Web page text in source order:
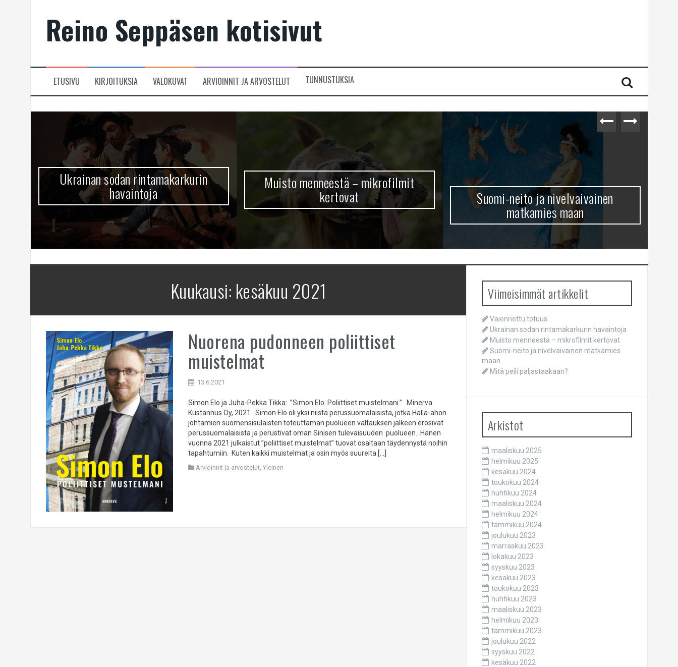
Reino Seppäsen kotisivut
ETUSIVU KIRJOITUKSIA VALOKUVAT ARVIOINNIT JA ARVOSTELUT TUNNUSTUKSIA
Ukrainan sodan rintamakarkurin
havaintoja
Muisto menneestä – mikrofilmit
kertovat Suomi-neito ja nivelvaivainen
matkamies maan
Kuukausi: kesäkuu 2021
Nuorena pudonneen poliittiset
muistelmat
13.6.2021
Simon Elo ja Juha-Pekka Tikka: ”Simon Elo. Poliittiset muistelmani.” Minerva
Kustannus Oy, 2021 Simon Elo oli yksi niistä perussuomalaisista, jotka Halla-ahon
johtamien suomensisulaisten toteuttaman puolueen valtauksen jälkeen erosivat
perussuomalaisista ja perustivat oman Sinisen tulevaisuuden puolueen. Hänen
vuonna 2021 julkaistut ”poliittiset muistelmat” tuovat osaltaan täydennystä noihin
tapahtumiin. Kuten kaikki muistelmat ja osin myös suurelta […]
Arvioinnit ja arvostelut,Yleinen
Viimeisimmät artikkelit
Vaiennettu totuus
Ukrainan sodan rintamakarkurin havaintoja
Muisto menneestä – mikrofilmit kertovat
Suomi-neito ja nivelvaivainen matkamies
maan
Mitä peili paljastaakaan?
Arkistot
maaliskuu 2025
helmikuu 2025
kesäkuu 2024
toukokuu 2024
huhtikuu 2024
maaliskuu 2024
helmikuu 2024
tammikuu 2024
joulukuu 2023
marraskuu 2023
lokakuu 2023
syyskuu 2023
kesäkuu 2023
toukokuu 2023
huhtikuu 2023
maaliskuu 2023
helmikuu 2023
tammikuu 2023
joulukuu 2022
syyskuu 2022
kesäkuu 2022